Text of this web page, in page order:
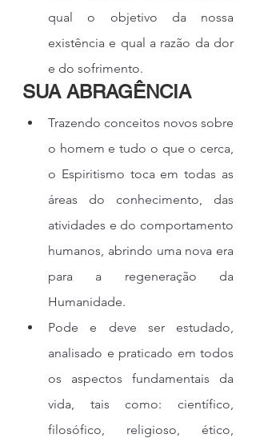
qual o objetivo da nossa
existência e qual a razão da dor
e do sofrimento.
SUA ABRAGÊNCIA
Trazendo conceitos novos sobre
o homem e tudo o que o cerca,
o Espiritismo toca em todas as
áreas do conhecimento, das
atividades e do comportamento
humanos, abrindo uma nova era
para a regeneração da
Humanidade.
Pode e deve ser estudado,
analisado e praticado em todos
os aspectos fundamentais da
vida, tais como: científico,
filosófico, religioso, ético,